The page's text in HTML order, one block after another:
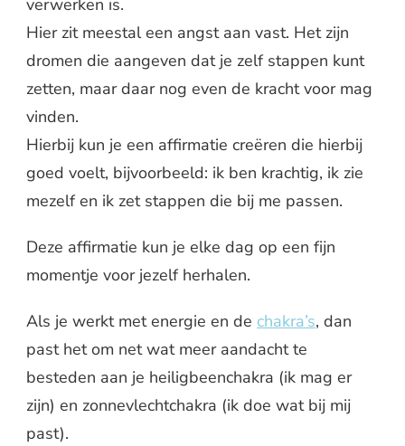
verwerken is.
Hier zit meestal een angst aan vast. Het zijn
dromen die aangeven dat je zelf stappen kunt
zetten, maar daar nog even de kracht voor mag
vinden.
Hierbij kun je een affirmatie creëren die hierbij
goed voelt, bijvoorbeeld: ik ben krachtig, ik zie
mezelf en ik zet stappen die bij me passen.
Deze affirmatie kun je elke dag op een fijn
momentje voor jezelf herhalen.
Als je werkt met energie en de chakra’s, dan
past het om net wat meer aandacht te
besteden aan je heiligbeenchakra (ik mag er
zijn) en zonnevlechtchakra (ik doe wat bij mij
past).